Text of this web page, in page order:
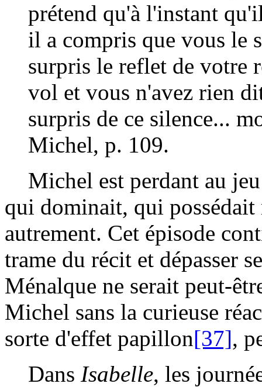
prétend qu'à l'instant
il a compris que vous le
surpris le reflet de votre
vol et vous n'avez rien
surpris de ce silence...
Michel, p. 109.
Michel est perdant au
qui dominait, qui
autrement. Cet épisode
trame du récit et dépasser
Ménalque ne serait peut-
Michel sans la curieuse
sorte d'effet papillon[37],
Dans Isabelle, les